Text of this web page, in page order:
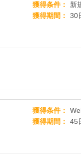
獲得条件
新
獲得期間
30
獲得条件
獲得期間
45